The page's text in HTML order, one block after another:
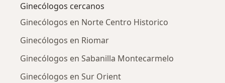
Ginecólogos cercanos
Ginecólogos en Norte Centro Historico
Ginecólogos en Riomar
Ginecólogos en Sabanilla Montecarmelo
Ginecólogos en Sur Orient